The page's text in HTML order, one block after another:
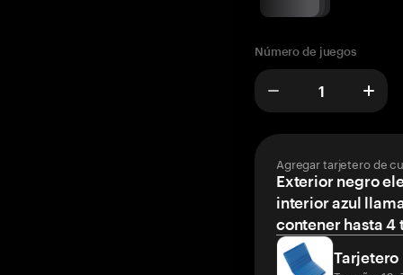
Número de juegos
Agregar tarjetero de
Exterior negro
interior azul
contener hasta 4
Tarjetero